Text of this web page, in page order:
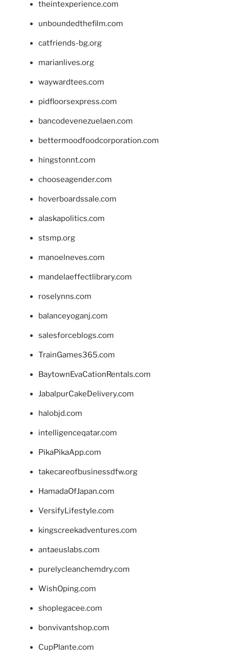
theintexperience.com
unboundedthefilm.com
catfriends-bg.org
marianlives.org
waywardtees.com
pidfloorsexpress.com
bancodevenezuelaen.com
bettermoodfoodcorporation.com
hingstonnt.com
chooseagender.com
hoverboardssale.com
alaskapolitics.com
stsmp.org
manoelneves.com
mandelaeffectlibrary.com
roselynns.com
balanceyoganj.com
salesforceblogs.com
TrainGames365.com
BaytownEvaCationRentals.com
JabalpurCakeDelivery.com
halobjd.com
intelligenceqatar.com
PikaPikaApp.com
takecareofbusinessdfw.org
HamadaOfJapan.com
VersifyLifestyle.com
kingscreekadventures.com
antaeuslabs.com
purelycleanchemdry.com
WishOping.com
shoplegacee.com
bonvivantshop.com
CupPlante.com